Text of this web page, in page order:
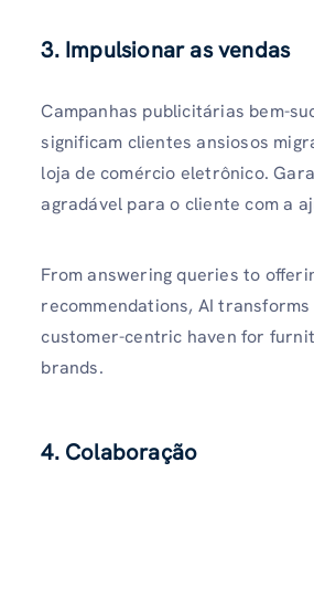
3. Impulsionar as vendas
Campanhas publicitárias bem-
significam clientes ansiosos
loja de comércio eletrônico.
agradável para o cliente com a
From answering queries to
recommendations, AI
customer-centric haven for
brands.
4. Colaboração